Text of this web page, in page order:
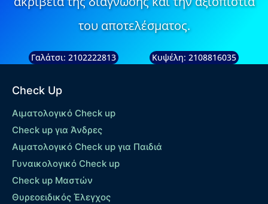
του αποτελέσματος.
Γαλάτσι: 2102222813 Κυψέλη: 2108816035
Check Up
Αιματολογικό Check up
Check up για Άνδρες
Αιματολογικό Check up για Παιδιά
Γυναικολογικό Check up
Check up Μαστών
Θυρεοειδικός Έλεγχος